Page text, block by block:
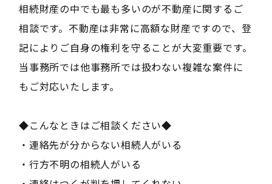
相続財産の中でも最も多いのが不動産に関するご
相談です。不動産は非常に高額な財産ですので、登
記によりご自身の権利を守ることが大変重要です。
当事務所では他事務所では扱わない複雑な案件に
もご対応いたします。
◆こんなときはご相談ください◆
・連絡先が分からない相続人がいる
・行方不明の相続人がいる